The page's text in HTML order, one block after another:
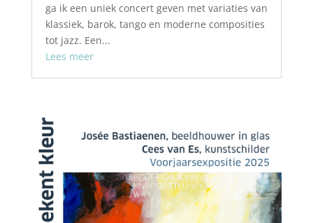
ga ik een uniek concert geven met variaties van
klassiek, barok, tango en moderne composities
tot jazz. Een...
Lees meer